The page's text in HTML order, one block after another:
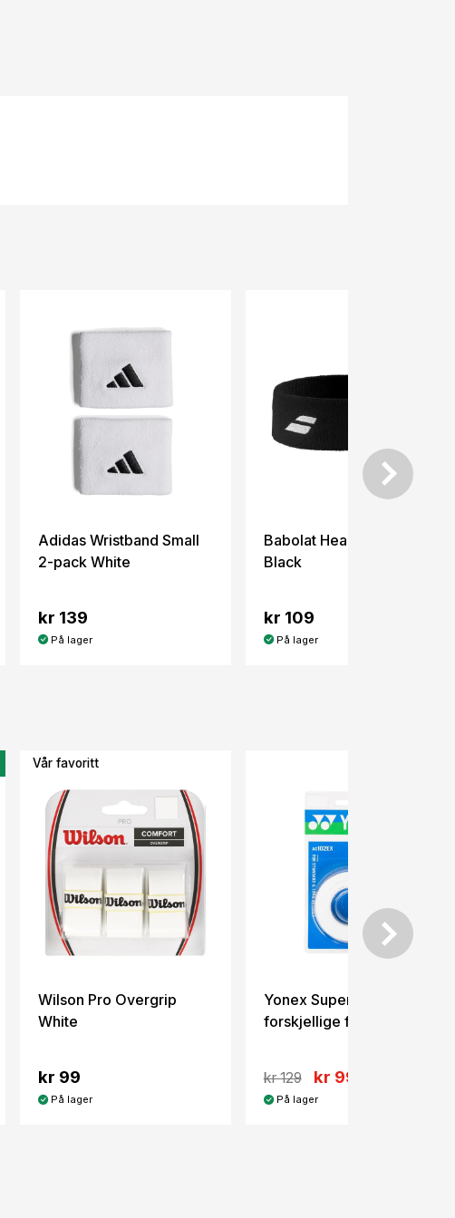
Adidas Wristband Small
2-pack White
kr 139
På lager
Babolat Headband Logo
Black
kr 109
På lager
Vår favoritt
Wilson Pro Overgrip
White
kr 99
På lager
Yonex Super Grap -
forskjellige farver
kr 129 kr 99
På lager